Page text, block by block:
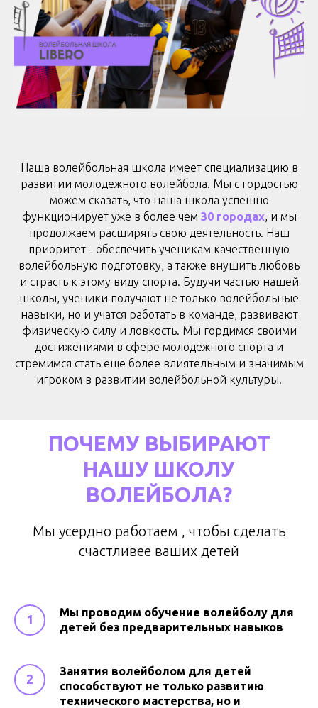
Наша волейбольная школа имеет специализацию в
развитии молодежного волейбола. Мы с гордостью
можем сказать, что наша школа успешно
функционирует уже в более чем 30 городах, и мы
продолжаем расширять свою деятельность. Наш
приоритет - обеспечить ученикам качественную
волейбольную подготовку, а также внушить любовь
и страсть к этому виду спорта. Будучи частью нашей
школы, ученики получают не только волейбольные
навыки, но и учатся работать в команде, развивают
физическую силу и ловкость. Мы гордимся своими
достижениями в сфере молодежного спорта и
стремимся стать еще более влиятельным и значимым
игроком в развитии волейбольной культуры.
ПОЧЕМУ ВЫБИРАЮТ
НАШУ ШКОЛУ
ВОЛЕЙБОЛА?
Мы усердно работаем , чтобы сделать
счастливее ваших детей
Мы проводим обучение волейболу для
детей без предварительных навыков
Занятия волейболом для детей
способствуют не только развитию
технического мастерства, но и